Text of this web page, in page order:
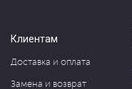
Клиентам
Доставка и оплата
Замена и возврат